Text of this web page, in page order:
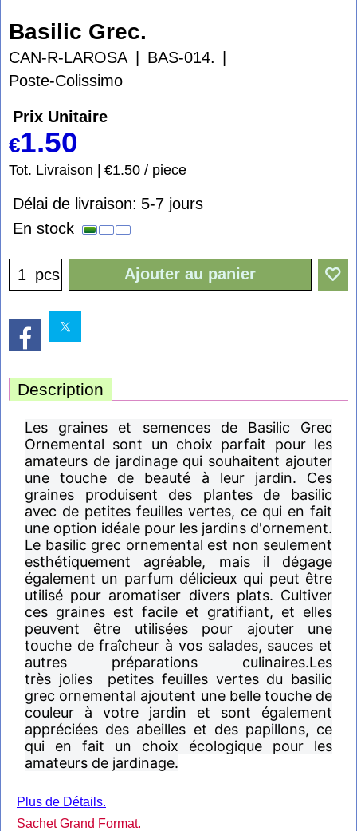
Basilic Grec.
CAN-R-LAROSA
BAS-014.
Poste-Colissimo
Prix Unitaire
€1.50
Tot. Livraison €1.50 / piece
Délai de livraison: 5-7 jours
En stock
pcs Ajouter au panier
Description
Les graines et semences de Basilic Grec
Ornemental sont un choix parfait pour les
amateurs de jardinage qui souhaitent ajouter
une touche de beauté à leur jardin. Ces
graines produisent des plantes de basilic
avec de petites feuilles vertes, ce qui en fait
une option idéale pour les jardins d'ornement.
Le basilic grec ornemental est non seulement
esthétiquement agréable, mais il dégage
également un parfum délicieux qui peut être
utilisé pour aromatiser divers plats. Cultiver
ces graines est facile et gratifiant, et elles
peuvent être utilisées pour ajouter une
touche de fraîcheur à vos salades, sauces et
autres préparations culinaires.Les
très jolies petites feuilles vertes du basilic
grec ornemental ajoutent une belle touche de
couleur à votre jardin et sont également
appréciées des abeilles et des papillons, ce
qui en fait un choix écologique pour les
amateurs de jardinage.
Plus de Détails.
Sachet Grand Format.